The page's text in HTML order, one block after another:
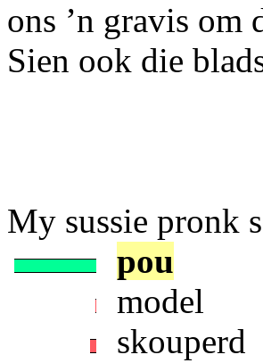
ons ’n gravis om
Sien ook die
My sussie pronk
pou
model
skouperd